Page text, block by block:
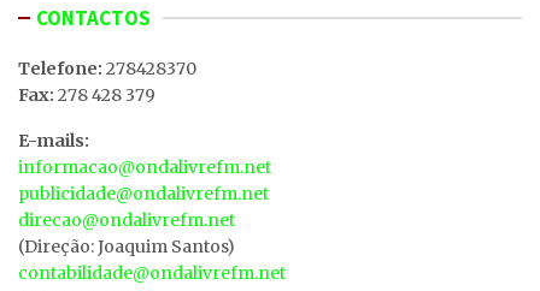
CONTACTOS
Telefone: 278428370
Fax: 278 428 379
E-mails:
informacao@ondalivrefm.net
publicidade@ondalivrefm.net
direcao@ondalivrefm.net
(Direção: Joaquim Santos)
contabilidade@ondalivrefm.net